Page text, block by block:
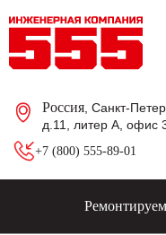
Россия , Санкт-
д.11, литер А, офис
+7 (800) 555-89-01